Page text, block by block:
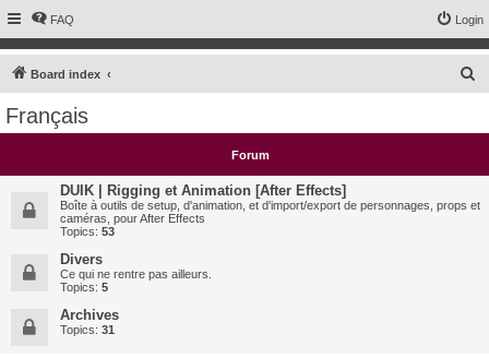
FAQ Login
Board index
c
h
Français
Forum
DUIK | Rigging et Animation [After Effects]
Boîte à outils de setup, d'animation, et d'import/export de personnages, props et
caméras, pour After Effects
Topics: 53
Divers
Ce qui ne rentre pas ailleurs.
Topics: 5
Archives
Topics: 31